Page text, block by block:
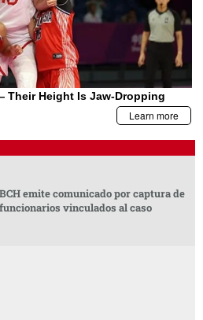
BCH emite comunicado por captura de
funcionarios vinculados al caso